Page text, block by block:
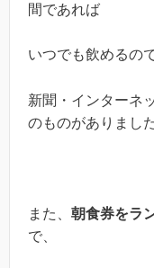
間であれば
いつでも飲めるの
新聞・インターネ
のものがありました
また、 朝食券をラ
で、